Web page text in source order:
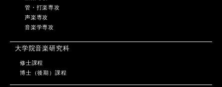
管・打楽専攻
声楽専攻
音楽学専攻
大学院音楽研究科
修士課程
博士（後期）課程